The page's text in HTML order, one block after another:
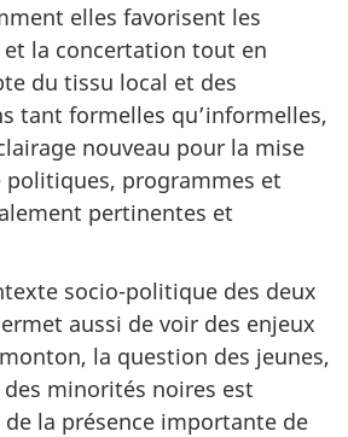
elles favorisent les
la concertation tout en
du tissu local et des
tant formelles qu’informelles,
nouveau pour la mise
programmes et
pertinentes et
socio-politique des deux
aussi de voir des enjeux
la question des jeunes,
minorités noires est
la présence importante de